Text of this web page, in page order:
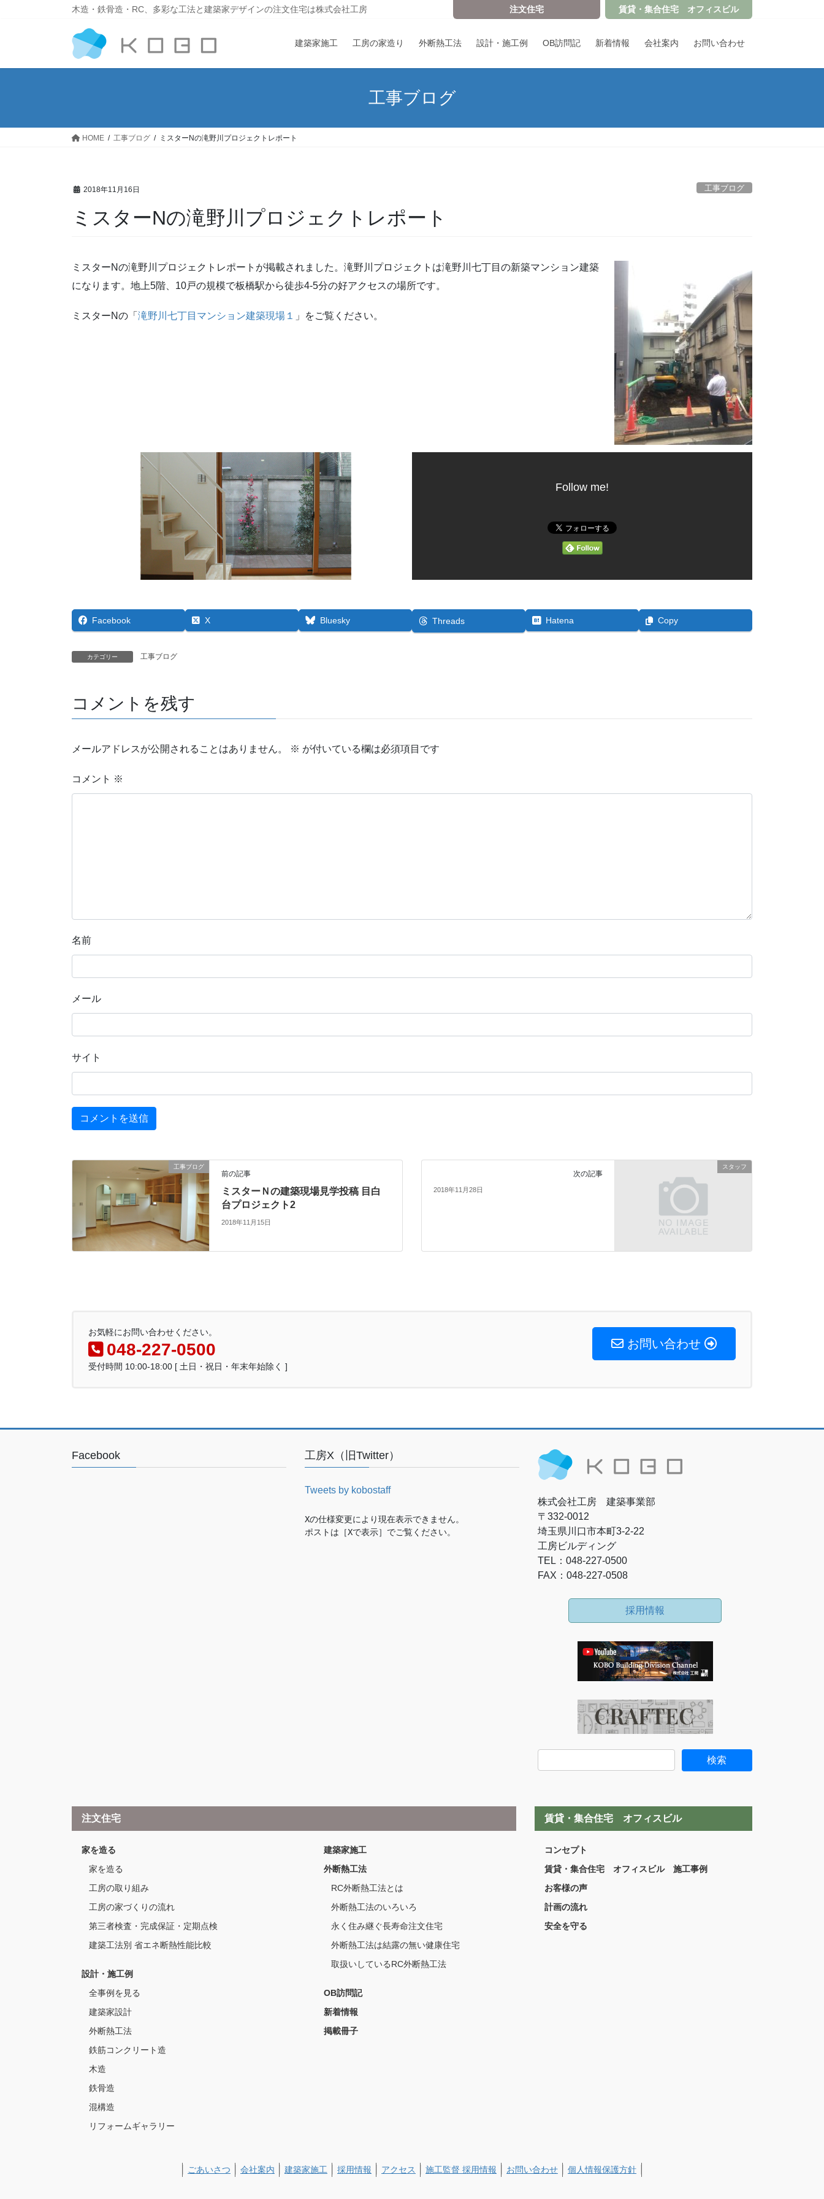
木造・鉄骨造・RC、多彩な工法と建築家デザインの注文住宅は株式会社工房 注文住宅 賃貸・集合住宅 オフィスビル
建築家施工 工房の家造り 外断熱工法 設計・施工例 OB訪問記 新着情報 会社案内 お問い合わせ
工事ブログ
HOME 工事ブログ ミスターNの滝野川プロジェクトレポート
2018年11月16日 工事ブログ
ミスターNの滝野川プロジェクトレポート
ミスターNの滝野川プロジェクトレポートが掲載されました。滝野川プロジェクトは滝野川七丁目の新築マンション建築
になります。地上5階、10戸の規模で板橋駅から徒歩4-5分の好アクセスの場所です。
ミスターNの「 滝野川七丁目マンション建築現場１ 」をご覧ください。
Follow me!
Facebook X Bluesky Threads Hatena Copy
カテゴリー 工事ブログ
コメントを残す
メールアドレスが公開されることはありません。 ※ が付いている欄は必須項目です
コメント ※
名前
メール
サイト
工事ブログ
前の記事
ミスターＮの建築現場見学投稿 目白
台プロジェクト2
2018年11月15日
スタッフ
次の記事
2018年11月28日
お気軽にお問い合わせください。
048-227-0500
受付時間 10:00-18:00 [ 土日・祝日・年末年始除く ]
お問い合わせ
Facebook 工房X（旧Twitter）
Tweets by kobostaff
Xの仕様変更により現在表示できません。
ポストは［Xで表示］でご覧ください。
株式会社工房 建築事業部
〒332-0012
埼玉県川口市本町3-2-22
工房ビルディング
TEL：048-227-0500
FAX：048-227-0508
採用情報
注文住宅
家を造る
家を造る
工房の取り組み
工房の家づくりの流れ
第三者検査・完成保証・定期点検
建築工法別 省エネ断熱性能比較
設計・施工例
全事例を見る
建築家設計
外断熱工法
鉄筋コンクリート造
木造
鉄骨造
混構造
リフォームギャラリー
建築家施工
外断熱工法
RC外断熱工法とは
外断熱工法のいろいろ
永く住み継ぐ長寿命注文住宅
外断熱工法は結露の無い健康住宅
取扱いしているRC外断熱工法
OB訪問記
新着情報
掲載冊子
賃貸・集合住宅 オフィスビル
コンセプト
賃貸・集合住宅 オフィスビル 施工事例
お客様の声
計画の流れ
安全を守る
ごあいさつ 会社案内 建築家施工 採用情報 アクセス 施工監督 採用情報 お問い合わせ 個人情報保護方針